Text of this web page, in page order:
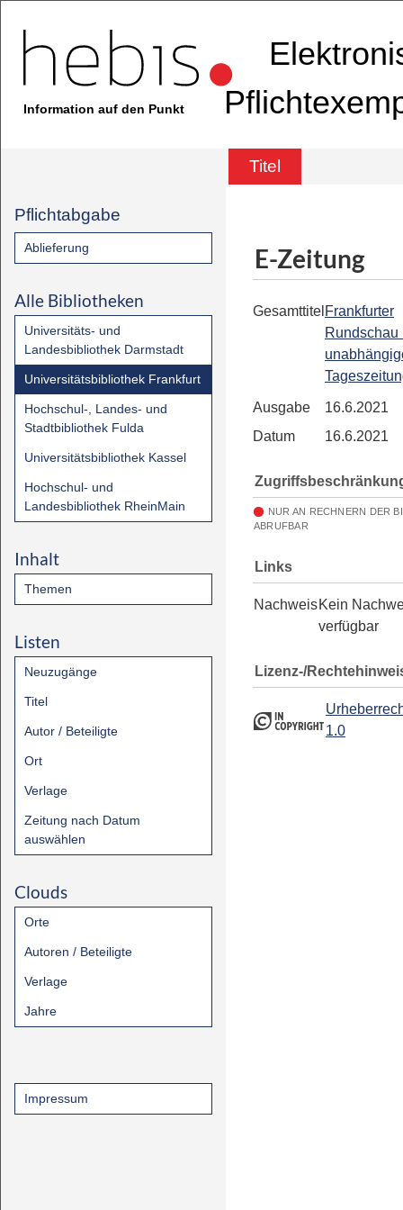
Information auf den Punkt
Titel
Pflichtabgabe
Ablieferung
Alle Bibliotheken
Universitäts- und
Landesbibliothek Darmstadt
Universitätsbibliothek Frankfurt
Hochschul-, Landes- und
Stadtbibliothek Fulda
Universitätsbibliothek Kassel
Hochschul- und
Landesbibliothek RheinMain
Inhalt
Themen
Listen
Neuzugänge
Titel
Autor / Beteiligte
Ort
Verlage
Zeitung nach Datum
auswählen
Clouds
Orte
Autoren / Beteiligte
Verlage
Jahre
Impressum
E-Zeitung
Gesamttitel Frankfurter
Rundschau
Ausgabe
16.6.2021
Datum
16.6.2021
NUR AN RECHNERN DER
ABRUFBAR
Links
NachweisKein
verfügbar
Lizenz-/
1.0